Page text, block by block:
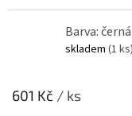
Barva:
skladem (1 ks)
601 Kč / ks